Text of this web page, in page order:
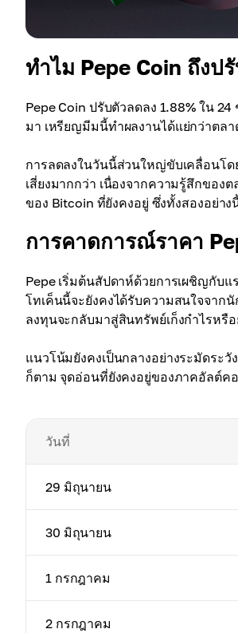
ทำไม Pepe Coin ถึงป
Pepe Coin ปรับตัวลดลง 1.88% ใน
มา เหรียญมีมนี้ทำผลงานได้แย่กว่าตล
การลดลงในวันนี้ส่วนใหญ่ขับเคลื่อนโ
เสี่ยงมากกว่า เนื่องจากความรู้สึกขอ
ของ Bitcoin ที่ยังคงอยู่ ซึ่งทั้งสองอย่าง
การคาดการณ์ราคา
Pepe เริ่มต้นสัปดาห์ด้วยการเผชิญกับ
โทเค็นนี้จะยังคงได้รับความสนใจจาก
ลงทุนจะกลับมาสู่สินทรัพย์เก็งกำไรหรื
แนวโน้มยังคงเป็นกลางอย่างระมัดระ
ก็ตาม จุดอ่อนที่ยังคงอยู่ของภาคอัลต์ค
วันที่
29 มิถุนายน
30 มิถุนายน
1 กรกฎาคม
2 กรกฎาคม